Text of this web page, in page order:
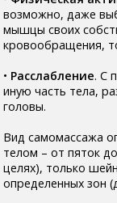
возможно, даже
мышцы своих
кровообращения,
• Расслабление. С
иную часть тела,
головы.
Вид самомассажа
телом – от пяток
целях), только
определенных зон